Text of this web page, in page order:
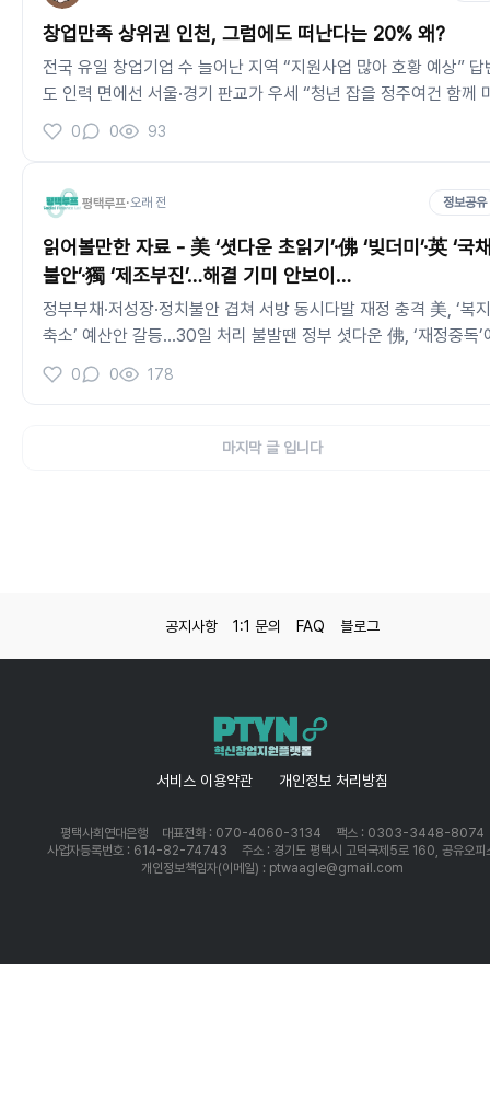
창업만족 상위권 인천, 그럼에도 떠난다는 20% 왜?
전국 유일 창업기업 수 늘어난 지역 “지원사업 많아 호황 예상” 답
도 인력 면에선 서울·경기 판교가 우세 “청년 잡을 정주여건 함께
련돼야 전체적으로 읽어보면 인천정도만 되어도 만족스러운 환경
것 같습니다. 평택에서 왜 창업이 활성화되지 않는지 생각해볼만한
0 0 93
평택루프·오래 전 정보공유
읽어볼만한 자료 - 美 ‘셧다운 초읽기’·佛 ‘빚더미’·英 ‘국채
불안’·獨 ‘제조부진’…해결 기미 안보이…
정부부채·저성장·정치불안 겹쳐 서방 동시다발 재정 충격 美, ‘복지
축소’ 예산안 갈등…30일 처리 불발땐 정부 셧다운 佛, ‘재정중독’
신용강등…정국혼란·“긴축거부” 민심저항 英, 정부부채 3700조
돌파…前총리 ‘미니예산’ 후폭풍 獨, 에너지·노동·ICT 부진에 ‘연
아니라 전세계적으로 저성장으로 인해 새로이 개발할 도상국을 찾
0 0 178
마지막 글 입니다
공지사항 1:1 문의 FAQ 블로그
서비스 이용약관 개인정보 처리방침
평택사회연대은행 대표전화 : 070-4060-3134
팩스 : 0303-3448-8074
사업자등록번호 : 614-82-74743
주소 : 경기도 평택시 고덕국제5로 160, 공유오피
개인정보책임자(이메일) : ptwaagle@gmail.com